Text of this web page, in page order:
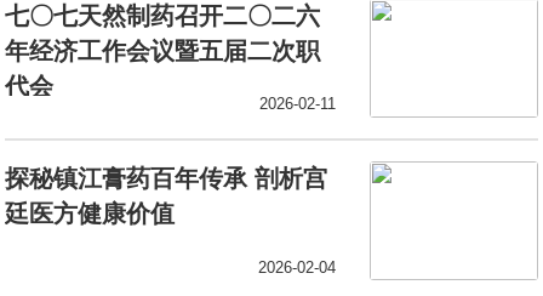
七〇七天然制药召开二〇二六
年经济工作会议暨五届二次职
代会
2026-02-11
探秘镇江膏药百年传承 剖析宫
廷医方健康价值
2026-02-04